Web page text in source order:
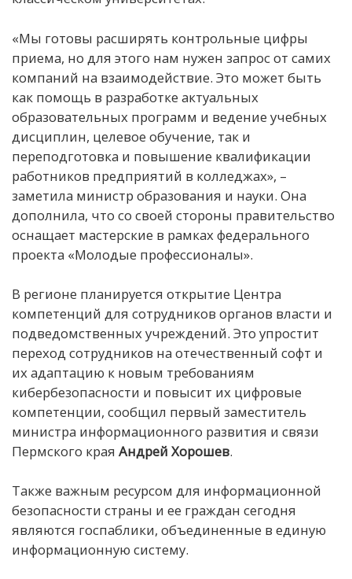
«Мы готовы расширять контрольные цифры
приема, но для этого нам нужен запрос от самих
компаний на взаимодействие. Это может быть
как помощь в разработке актуальных
образовательных программ и ведение учебных
дисциплин, целевое обучение, так и
переподготовка и повышение квалификации
работников предприятий в колледжах», –
заметила министр образования и науки. Она
дополнила, что со своей стороны правительство
оснащает мастерские в рамках федерального
проекта «Молодые профессионалы».
В регионе планируется открытие Центра
компетенций для сотрудников органов власти и
подведомственных учреждений. Это упростит
переход сотрудников на отечественный софт и
их адаптацию к новым требованиям
кибербезопасности и повысит их цифровые
компетенции, сообщил первый заместитель
министра информационного развития и связи
Пермского края Андрей Хорошев.
Также важным ресурсом для информационной
безопасности страны и ее граждан сегодня
являются госпаблики, объединенные в единую
информационную систему.